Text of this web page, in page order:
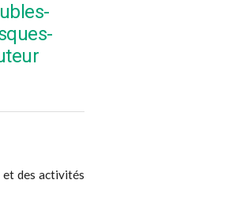
et des activités